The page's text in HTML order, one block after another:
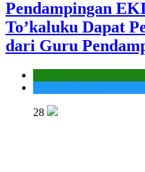
Pendampingan
To’kaluku Dapat
dari Guru
28